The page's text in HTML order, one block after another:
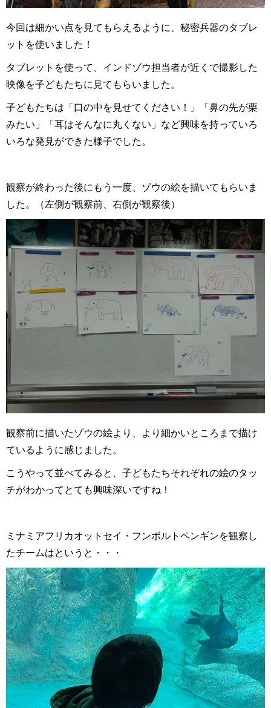
今回は細かい点を見てもらえるように、秘密兵器のタブレ
ットを使いました！
タブレットを使って、インドゾウ担当者が近くで撮影した
映像を子どもたちに見てもらいました。
子どもたちは「口の中を見せてください！」「鼻の先が栗
みたい」「耳はそんなに丸くない」など興味を持っていろ
いろな発見ができた様子でした。
観察が終わった後にもう一度、ゾウの絵を描いてもらいま
した。（左側が観察前、右側が観察後）
観察前に描いたゾウの絵より、より細かいところまで描け
ているように感じました。
こうやって並べてみると、子どもたちそれぞれの絵のタッ
チがわかってとても興味深いですね！
ミナミアフリカオットセイ・フンボルトペンギンを観察し
たチームはというと・・・